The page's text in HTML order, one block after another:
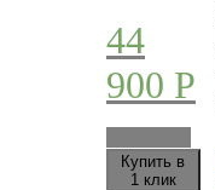
44
900 Р
Купить в
1 клик